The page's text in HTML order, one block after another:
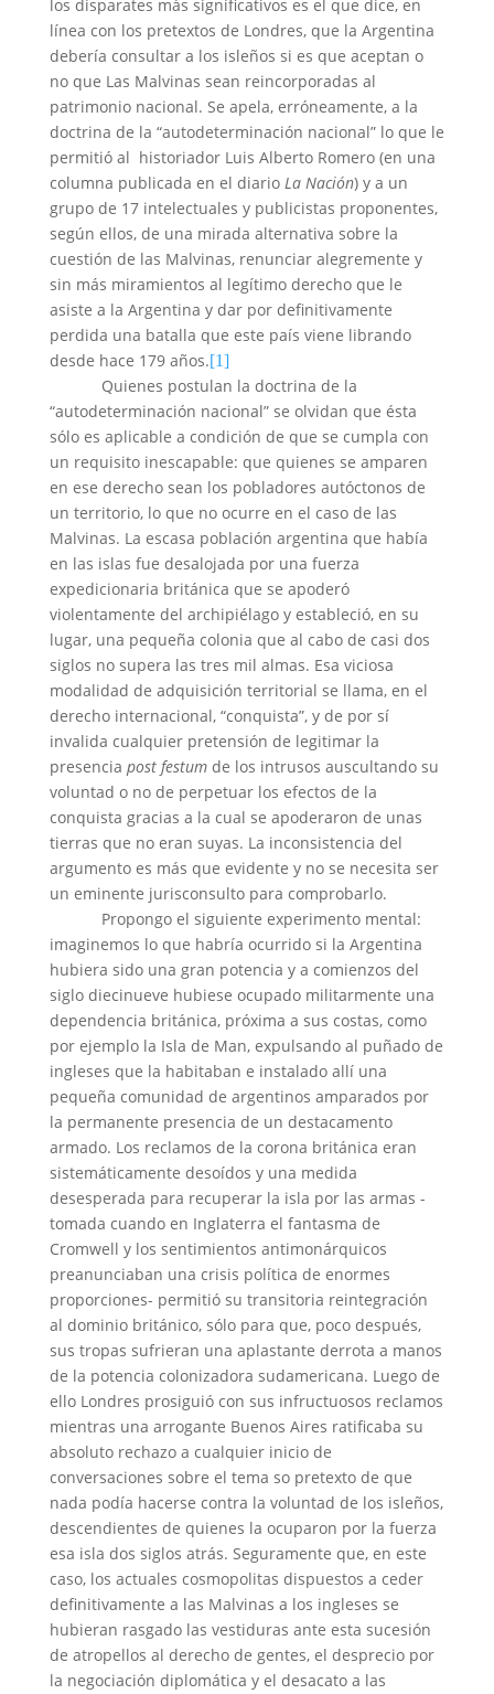
los disparates más significativos es el que dice, en
línea con los pretextos de Londres, que la Argentina
debería consultar a los isleños si es que aceptan o
no que Las Malvinas sean reincorporadas al
patrimonio nacional. Se apela, erróneamente, a la
doctrina de la “autodeterminación nacional” lo que le
permitió al historiador Luis Alberto Romero (en una
columna publicada en el diario La Nación) y a un
grupo de 17 intelectuales y publicistas proponentes,
según ellos, de una mirada alternativa sobre la
cuestión de las Malvinas, renunciar alegremente y
sin más miramientos al legítimo derecho que le
asiste a la Argentina y dar por definitivamente
perdida una batalla que este país viene librando
desde hace 179 años.[1]
Quienes postulan la doctrina de la
“autodeterminación nacional” se olvidan que ésta
sólo es aplicable a condición de que se cumpla con
un requisito inescapable: que quienes se amparen
en ese derecho sean los pobladores autóctonos de
un territorio, lo que no ocurre en el caso de las
Malvinas. La escasa población argentina que había
en las islas fue desalojada por una fuerza
expedicionaria británica que se apoderó
violentamente del archipiélago y estableció, en su
lugar, una pequeña colonia que al cabo de casi dos
siglos no supera las tres mil almas. Esa viciosa
modalidad de adquisición territorial se llama, en el
derecho internacional, “conquista”, y de por sí
invalida cualquier pretensión de legitimar la
presencia post festumde los intrusos auscultando su
voluntad o no de perpetuar los efectos de la
conquista gracias a la cual se apoderaron de unas
tierras que no eran suyas. La inconsistencia del
argumento es más que evidente y no se necesita ser
un eminente jurisconsulto para comprobarlo.
Propongo el siguiente experimento mental:
imaginemos lo que habría ocurrido si la Argentina
hubiera sido una gran potencia y a comienzos del
siglo diecinueve hubiese ocupado militarmente una
dependencia británica, próxima a sus costas, como
por ejemplo la Isla de Man, expulsando al puñado de
ingleses que la habitaban e instalado allí una
pequeña comunidad de argentinos amparados por
la permanente presencia de un destacamento
armado. Los reclamos de la corona británica eran
sistemáticamente desoídos y una medida
desesperada para recuperar la isla por las armas -
tomada cuando en Inglaterra el fantasma de
Cromwell y los sentimientos antimonárquicos
preanunciaban una crisis política de enormes
proporciones- permitió su transitoria reintegración
al dominio británico, sólo para que, poco después,
sus tropas sufrieran una aplastante derrota a manos
de la potencia colonizadora sudamericana. Luego de
ello Londres prosiguió con sus infructuosos reclamos
mientras una arrogante Buenos Aires ratificaba su
absoluto rechazo a cualquier inicio de
conversaciones sobre el tema so pretexto de que
nada podía hacerse contra la voluntad de los isleños,
descendientes de quienes la ocuparon por la fuerza
esa isla dos siglos atrás. Seguramente que, en este
caso, los actuales cosmopolitas dispuestos a ceder
definitivamente a las Malvinas a los ingleses se
hubieran rasgado las vestiduras ante esta sucesión
de atropellos al derecho de gentes, el desprecio por
la negociación diplomática y el desacato a las